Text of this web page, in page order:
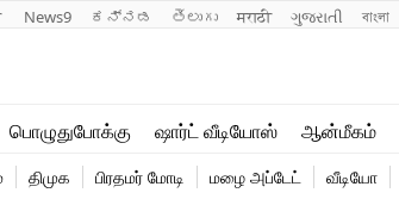
News9 ಕನ್ನಡ తెలుగు मराठी ગુજરાતી বাংলা
பொழுதுபோக்கு ஷார்ட் வீடியோஸ் ஆன்மீகம்
வணிகம்
திமுக பிரதமர் மோடி மழை அப்டேட் வீடியோ